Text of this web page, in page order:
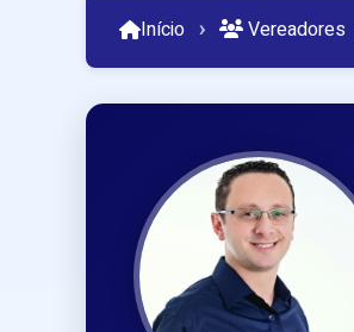
Início › Vereadores